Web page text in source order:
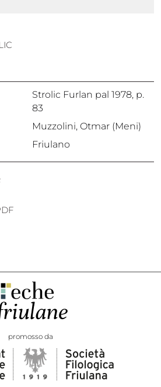
Strolic Furlan pal 1978, p.
83
Muzzolini, Otmar (Meni)
Friulano
promosso da